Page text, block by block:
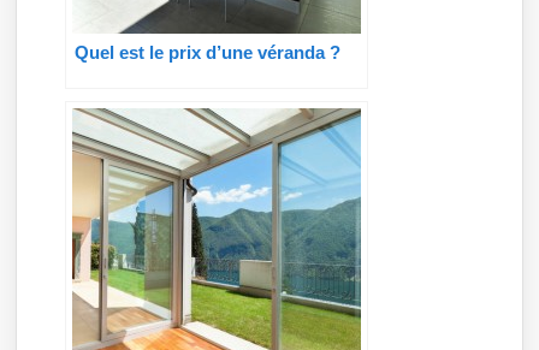
Quel est le prix d’une véranda ?